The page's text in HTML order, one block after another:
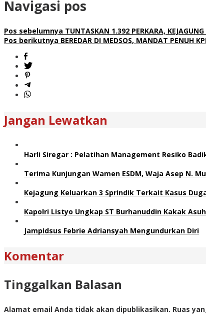
Navigasi pos
Pos sebelumnya TUNTASKAN 1.392 PERKARA,
Pos berikutnya BEREDAR DI MEDSOS, MANDAT PENUH
Jangan Lewatkan
Harli Siregar : Pelatihan Management Resiko
Terima Kunjungan Wamen ESDM, Waja Asep N.
Kejagung Keluarkan 3 Sprindik Terkait Kasus
Kapolri Listyo Ungkap ST Burhanuddin Kakak
Jampidsus Febrie Adriansyah Mengundurkan Diri
Komentar
Tinggalkan Balasan
Alamat email Anda tidak akan dipublikasikan. Ruas